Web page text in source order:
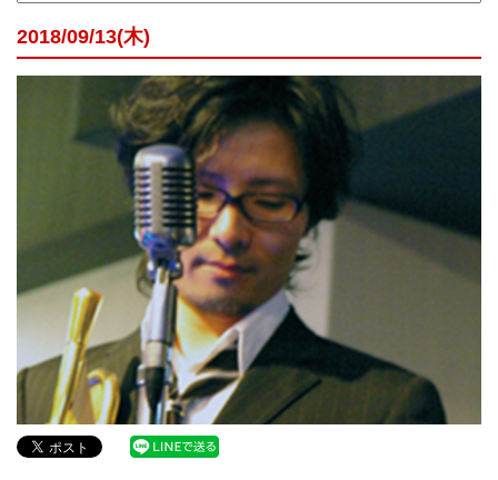
2018/09/13(木)